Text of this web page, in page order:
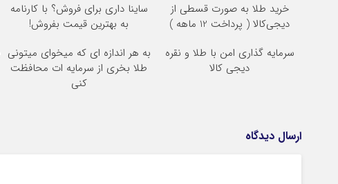
خرید طلا به صورت قسطی از
دیجی‌کالا ( پرداخت 12 ماهه )
ساینا داری برای فروش؟ با کارنامه
به بهترین قیمت بفروش!
سرمایه گذاری امن با طلا و نقره
دیجی کالا
به هر اندازه ای که میخوای میتونی
طلا بخری از سرمایه ات محافظت
کنی
ارسال دیدگاه